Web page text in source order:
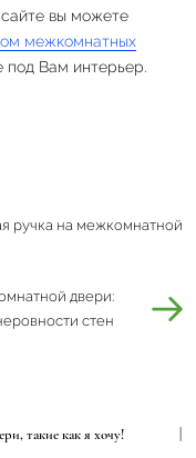
вы можете
межкомнатных
под Вам интерьер.
ручка на межкомнатной
двери:
стен
Двери, такие как я хочу!